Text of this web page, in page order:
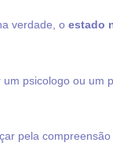
verdade, oestado
psicologo ou um
pela compreensão